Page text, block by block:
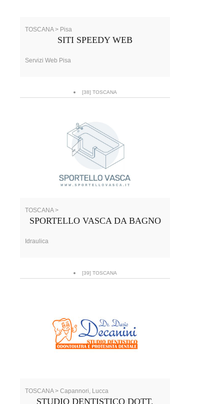
TOSCANA > Pisa
SITI SPEEDY WEB
Servizi Web Pisa
[38] TOSCANA
TOSCANA >
SPORTELLO VASCA DA BAGNO
Idraulica
[39] TOSCANA
TOSCANA > Capannori, Lucca
STUDIO DENTISTICO DOTT.